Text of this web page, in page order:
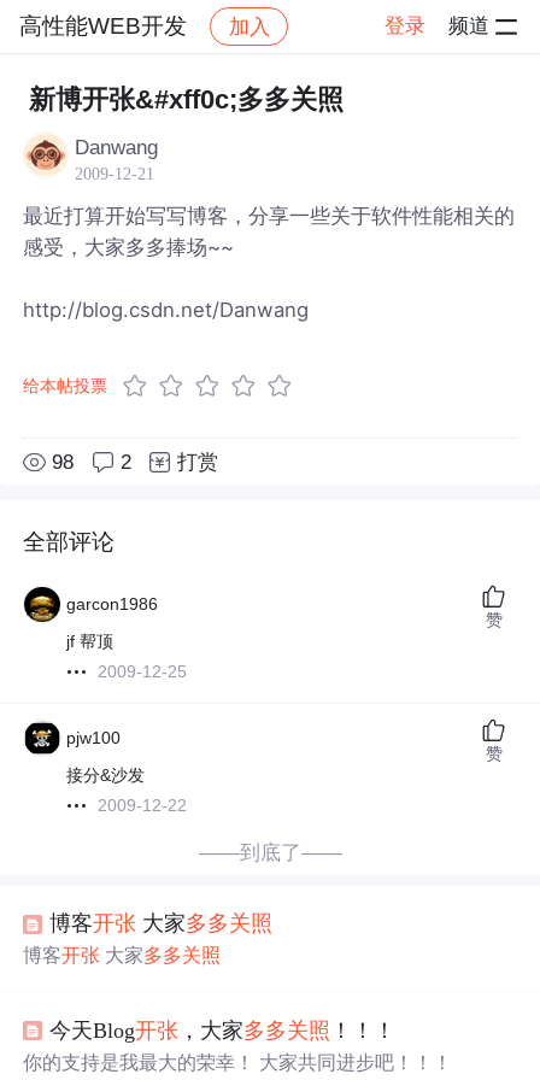
高性能WEB开发 加入 登录 频道
社区 高性能WEB开发 帖子详情
新博开张&#xff0c;多多关照
Danwang
2009-12-21
最近打算开始写写博客，分享一些关于软件性能相关的
感受，大家多多捧场~~
http://blog.csdn.net/Danwang
给本帖投票
98 2 打赏
全部评论
garcon1986
jf 帮顶
2009-12-25
赞
pjw100
接分&沙发
2009-12-22
赞
——到底了——
博客开张 大家多多关照
博客开张 大家多多关照
今天Blog开张 ，大家多多关照 ！！！
你的支持是我最大的荣幸！ 大家共同进步吧！！！